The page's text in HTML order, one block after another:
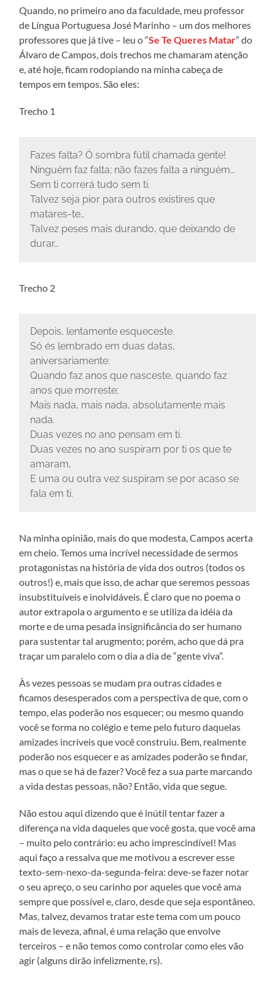
Quando, no primeiro ano da faculdade, meu professor
de Língua Portuguesa José Marinho – um dos melhores
professores que já tive – leu o “Se Te Queres Matar” do
Álvaro de Campos, dois trechos me chamaram atenção
e, até hoje, ficam rodopiando na minha cabeça de
tempos em tempos. São eles:
Trecho 1
Fazes falta? Ó sombra fútil chamada gente!
Ninguém faz falta; não fazes falta a ninguém…
Sem ti correrá tudo sem ti.
Talvez seja pior para outros existires que
matares-te…
Talvez peses mais durando, que deixando de
durar…
Trecho 2
Depois, lentamente esqueceste.
Só és lembrado em duas datas,
aniversariamente:
Quando faz anos que nasceste, quando faz
anos que morreste;
Mais nada, mais nada, absolutamente mais
nada.
Duas vezes no ano pensam em ti.
Duas vezes no ano suspiram por ti os que te
amaram,
E uma ou outra vez suspiram se por acaso se
fala em ti.
Na minha opinião, mais do que modesta, Campos acerta
em cheio. Temos uma incrível necessidade de sermos
protagonistas na história de vida dos outros (todos os
outros!) e, mais que isso, de achar que seremos pessoas
insubstituíveis e inolvidáveis. É claro que no poema o
autor extrapola o argumento e se utiliza da idéia da
morte e de uma pesada insignificância do ser humano
para sustentar tal arugmento; porém, acho que dá pra
traçar um paralelo com o dia a dia de “gente viva”.
Às vezes pessoas se mudam pra outras cidades e
ficamos desesperados com a perspectiva de que, com o
tempo, elas poderão nos esquecer; ou mesmo quando
você se forma no colégio e teme pelo futuro daquelas
amizades incríveis que você construiu. Bem, realmente
poderão nos esquecer e as amizades poderão se findar,
mas o que se há de fazer? Você fez a sua parte marcando
a vida destas pessoas, não? Então, vida que segue.
Não estou aqui dizendo que é inútil tentar fazer a
diferença na vida daqueles que você gosta, que você ama
– muito pelo contrário: eu acho imprescindível! Mas
aqui faço a ressalva que me motivou a escrever esse
texto-sem-nexo-da-segunda-feira: deve-se fazer notar
o seu apreço, o seu carinho por aqueles que você ama
sempre que possível e, claro, desde que seja espontâneo.
Mas, talvez, devamos tratar este tema com um pouco
mais de leveza, afinal, é uma relação que envolve
terceiros – e não temos como controlar como eles vão
agir (alguns dirão infelizmente, rs).